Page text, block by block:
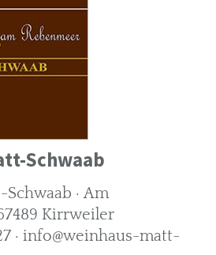
Schwaab
· Am
Kirrweiler
· info@weinhaus-matt-